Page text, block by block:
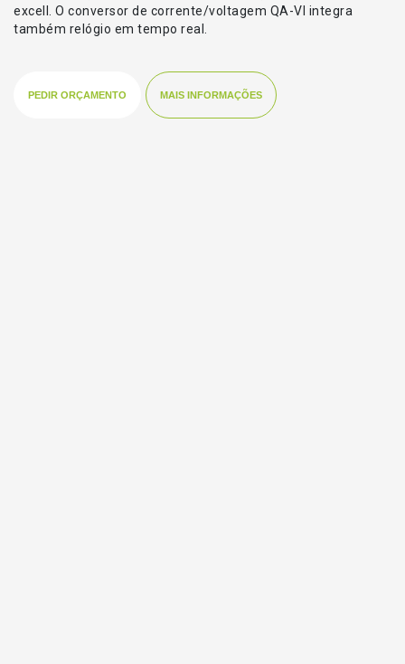
excell. O conversor de corrente/voltagem QA-VI integra
também relógio em tempo real.
PEDIR ORÇAMENTO MAIS INFORMAÇÕES